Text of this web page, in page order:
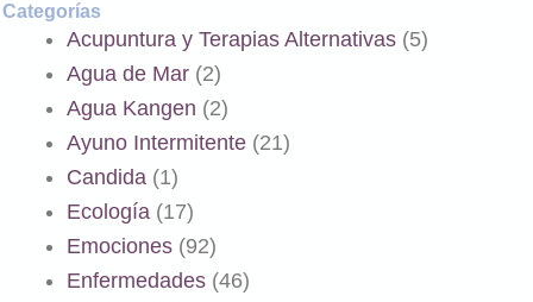
Categorías
Acupuntura y Terapias Alternativas (5)
Agua de Mar (2)
Agua Kangen (2)
Ayuno Intermitente (21)
Candida (1)
Ecología (17)
Emociones (92)
Enfermedades (46)